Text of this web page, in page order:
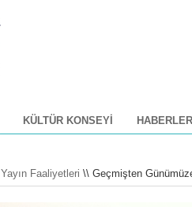
KÜLTÜR KONSEYI HABERLER
Yayın Faaliyetleri \\ Geçmişten